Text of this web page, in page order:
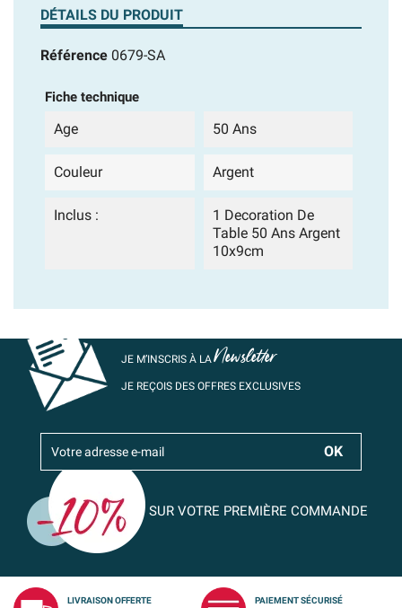
DÉTAILS DU PRODUIT
Référence 0679-SA
Fiche technique
Age 50 Ans
Couleur Argent
Inclus :
1 Decoration De
Table 50 Ans Argent
10x9cm
JE M’INSCRIS À LANewsletter
JE REÇOIS DES OFFRES EXCLUSIVES
SUR VOTRE PREMIÈRE COMMANDE
LIVRAISON OFFERTE
PAIEMENT SÉCURISÉ